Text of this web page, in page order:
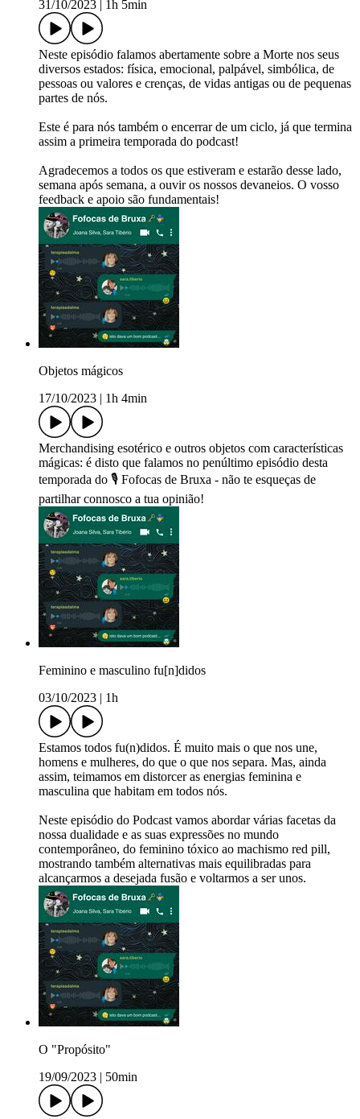
31/10/2023
1h 5min
Neste episódio falamos abertamente sobre a Morte nos seus
diversos estados: física, emocional, palpável, simbólica, de
pessoas ou valores e crenças, de vidas antigas ou de pequenas
partes de nós.
Este é para nós também o encerrar de um ciclo, já que termina
assim a primeira temporada do podcast!
Agradecemos a todos os que estiveram e estarão desse lado,
semana após semana, a ouvir os nossos devaneios. O vosso
feedback e apoio são fundamentais!
Objetos mágicos
17/10/2023
1h 4min
Merchandising esotérico e outros objetos com características
mágicas: é disto que falamos no penúltimo episódio desta
temporada do 🎙️ Fofocas de Bruxa - não te esqueças de
partilhar connosco a tua opinião!
Feminino e masculino fu[n]didos
03/10/2023
1h
Estamos todos fu(n)didos. É muito mais o que nos une,
homens e mulheres, do que o que nos separa. Mas, ainda
assim, teimamos em distorcer as energias feminina e
masculina que habitam em todos nós.
Neste episódio do Podcast vamos abordar várias facetas da
nossa dualidade e as suas expressões no mundo
contemporâneo, do feminino tóxico ao machismo red pill,
mostrando também alternativas mais equilibradas para
alcançarmos a desejada fusão e voltarmos a ser unos.
O "Propósito"
19/09/2023
50min